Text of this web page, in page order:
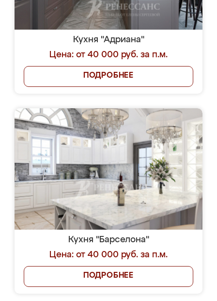
Кухня "Адриана"
Цена: от 40 000 руб. за п.м.
ПОДРОБНЕЕ
Кухня "Барселона"
Цена: от 40 000 руб. за п.м.
ПОДРОБНЕЕ